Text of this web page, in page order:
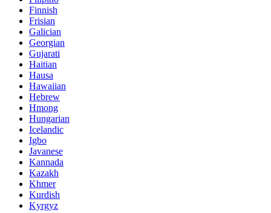
Finnish
Frisian
Galician
Georgian
Gujarati
Haitian
Hausa
Hawaiian
Hebrew
Hmong
Hungarian
Icelandic
Igbo
Javanese
Kannada
Kazakh
Khmer
Kurdish
Kyrgyz